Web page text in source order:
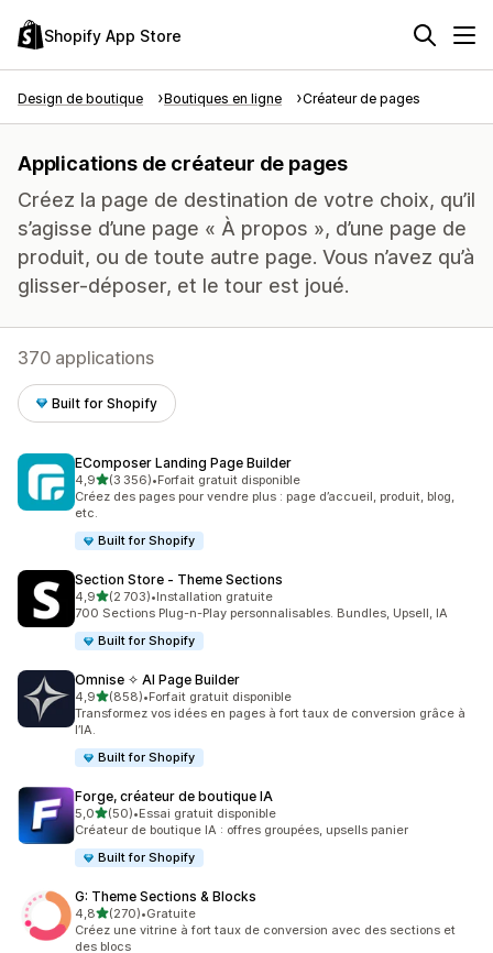
Shopify App Store
Design de boutique Boutiques en ligne Créateur de pages
Applications de créateur de pages
Créez la page de destination de votre choix, qu’il
s’agisse d’une page « À propos », d’une page de
produit, ou de toute autre page. Vous n’avez qu’à
glisser-déposer, et le tour est joué.
370 applications
Built for Shopify
EComposer Landing Page Builder
4,9étoile(s) sur 5
(3 356)
3356 avis au total
•Forfait gratuit disponible
Créez des pages pour vendre plus : page d’accueil, produit, blog,
etc.
Built for Shopify
Section Store ‑ Theme Sections
4,9étoile(s) sur 5
(2 703)
2703 avis au total
•Installation gratuite
700 Sections Plug-n-Play personnalisables. Bundles, Upsell, IA
Built for Shopify
Omnise ✧ AI Page Builder
4,9étoile(s) sur 5
(858)
858 avis au total
•Forfait gratuit disponible
Transformez vos idées en pages à fort taux de conversion grâce à
l’IA.
Built for Shopify
Forge, créateur de boutique IA
5,0étoile(s) sur 5
(50)
50 avis au total
•Essai gratuit disponible
Créateur de boutique IA : offres groupées, upsells panier
Built for Shopify
G: Theme Sections & Blocks
4,8étoile(s) sur 5
(270)
270 avis au total
•Gratuite
Créez une vitrine à fort taux de conversion avec des sections et
des blocs